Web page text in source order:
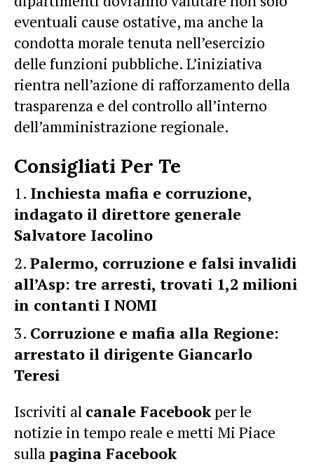
eventuali cause ostative, ma anche la
condotta morale tenuta nell’esercizio
delle funzioni pubbliche. L’iniziativa
rientra nell’azione di rafforzamento della
trasparenza e del controllo all’interno
dell’amministrazione regionale.
Consigliati Per Te
Inchiesta mafia e corruzione,
indagato il direttore generale
Salvatore Iacolino
Palermo, corruzione e falsi invalidi
all’Asp: tre arresti, trovati 1,2 milioni
in contanti I NOMI
Corruzione e mafia alla Regione:
arrestato il dirigente Giancarlo
Teresi
Iscriviti al canale Facebookper le
notizie in tempo reale e metti Mi Piace
sulla pagina Facebook